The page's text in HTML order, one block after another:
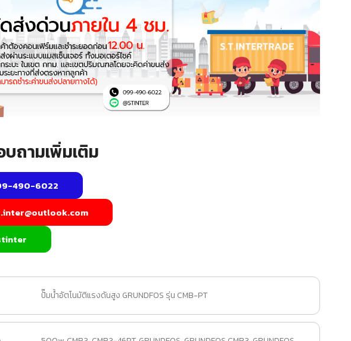
บถามเพิ่มเติม
490-6022
ปั๊มน้ำอัตโนมัติแรงดันสูง GRUNDFOS รุ่น CMB-PT